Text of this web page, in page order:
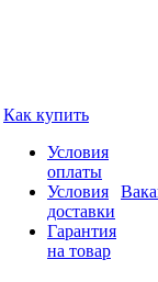
Как купить
Условия
оплаты
Условия
доставки
Гарантия
на товар